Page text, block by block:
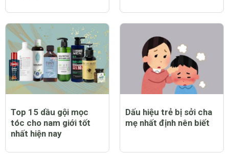
Top 15 dầu gội mọc
tóc cho nam giới tốt
nhất hiện nay
Dấu hiệu trẻ bị sởi cha
mẹ nhất định nên biết